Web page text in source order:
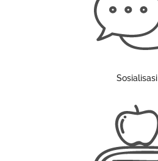
Sosialisasi